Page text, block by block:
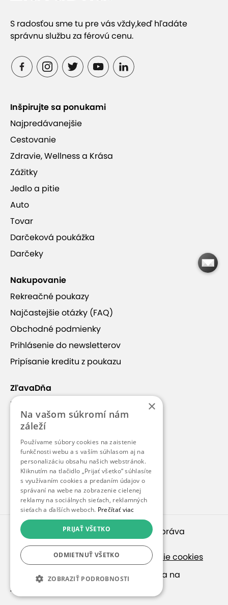
S radosťou sme tu pre vás vždy,keď hľadáte
správnu službu za férovú cenu.
Inšpirujte sa ponukami
Najpredávanejšie
Cestovanie
Zdravie, Wellness a Krása
Zážitky
Jedlo a pitie
Auto
Tovar
Darčeková poukážka
Darčeky
Nakupovanie
Rekreačné poukazy
Najčastejšie otázky (FAQ)
Obchodné podmienky
Prihlásenie do newsletterov
Pripísanie kreditu z poukazu
ZľavaDňa
Náš príbeh
Kontakt
Kariéra
Blog
Pre médiá
Pre partnerov
© 2010 – 2026inspirago s. r. o.
. Všetky práva
vyhradené.
Ochrana osobných údajov|
Nastavenie cookies
Ak hľadáte ponuky v češtine, pozrite sa na
SlevaDne.cz
×
Na vašom súkromí nám
záleží
Používame súbory cookies na zaistenie
funkčnosti webu a s vaším súhlasom aj na
personalizáciu obsahu našich webstránok.
Kliknutím na tlačidlo „Prijať všetko“ súhlasíte
s využívaním cookies a predaním údajov o
správaní na webe na zobrazenie cielenej
reklamy na sociálnych sieťach, reklamných
sieťach a ďalších weboch. Prečítať viac
PRIJAŤ VŠETKO
ODMIETNUŤ VŠETKO
ZOBRAZIŤ PODROBNOSTI